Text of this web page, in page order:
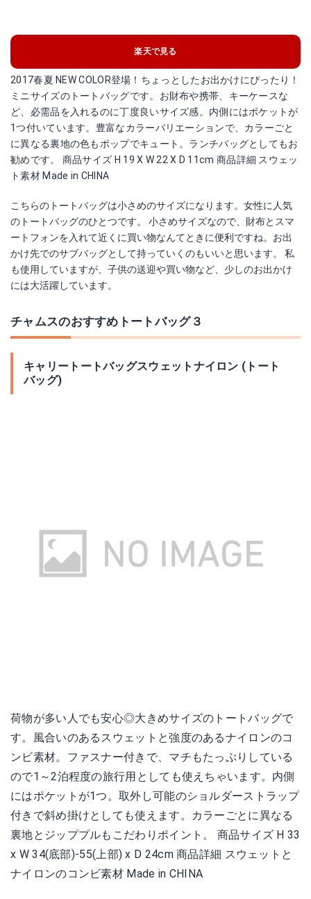
楽天で見る
2017春夏 NEW COLOR登場！ちょっとしたお出かけにぴったり！
ミニサイズのトートバッグです。お財布や携帯、キーケースな
ど、必需品を入れるのに丁度良いサイズ感。内側にはポケットが
1つ付いています。豊富なカラーバリエーションで、カラーごと
に異なる裏地の色もポップでキュート。ランチバッグとしてもお
勧めです。 商品サイズ H 19 X W 22 X D 11cm 商品詳細 スウェッ
ト素材 Made in CHINA
こちらのトートバッグは小さめのサイズになります。女性に人気
のトートバッグのひとつです。 小さめサイズなので、財布とスマ
ートフォンを入れて近くに買い物なんてときに便利ですね。お出
かけ先でのサブバッグとして持っていくのもいいと思います。 私
も使用していますが、子供の送迎や買い物など、少しのお出かけ
には大活躍しています。
チャムスのおすすめトートバッグ３
キャリートートバッグスウェットナイロン (トート
バッグ)
荷物が多い人でも安心◎大きめサイズのトートバッグで
す。風合いのあるスウェットと強度のあるナイロンのコ
ンビ素材。ファスナー付きで、マチもたっぷりしている
ので1～2泊程度の旅行用としても使えちゃいます。内側
にはポケットが1つ。取外し可能のショルダーストラップ
付きで斜め掛けとしても使えます。カラーごとに異なる
裏地とジッププルもこだわりポイント。 商品サイズ H 33
x W 34(底部)-55(上部) x D 24cm 商品詳細 スウェットと
ナイロンのコンビ素材 Made in CHINA